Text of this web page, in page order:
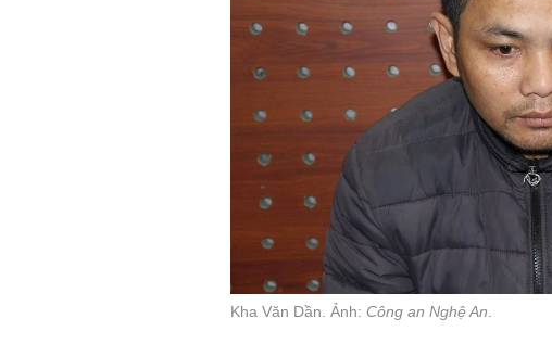
Kha Văn Dần. Ảnh: Công an Nghệ An